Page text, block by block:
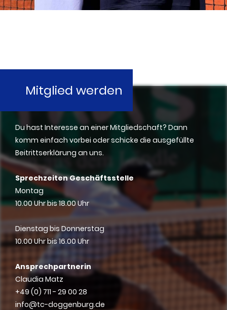
Mitglied werden
Du hast Interesse an einer Mitgliedschaft? Dann
komm einfach vorbei oder schicke die ausgefüllte
Beitrittserklärung an uns.
Sprechzeiten Geschäftsstelle
Montag
10.00 Uhr bis 18.00 Uhr
Dienstag bis Donnerstag
10.00 Uhr bis 16.00 Uhr
Ansprechpartnerin
Claudia Matz
+49 (0) 711 - 29 00 28
info@tc-doggenburg.de